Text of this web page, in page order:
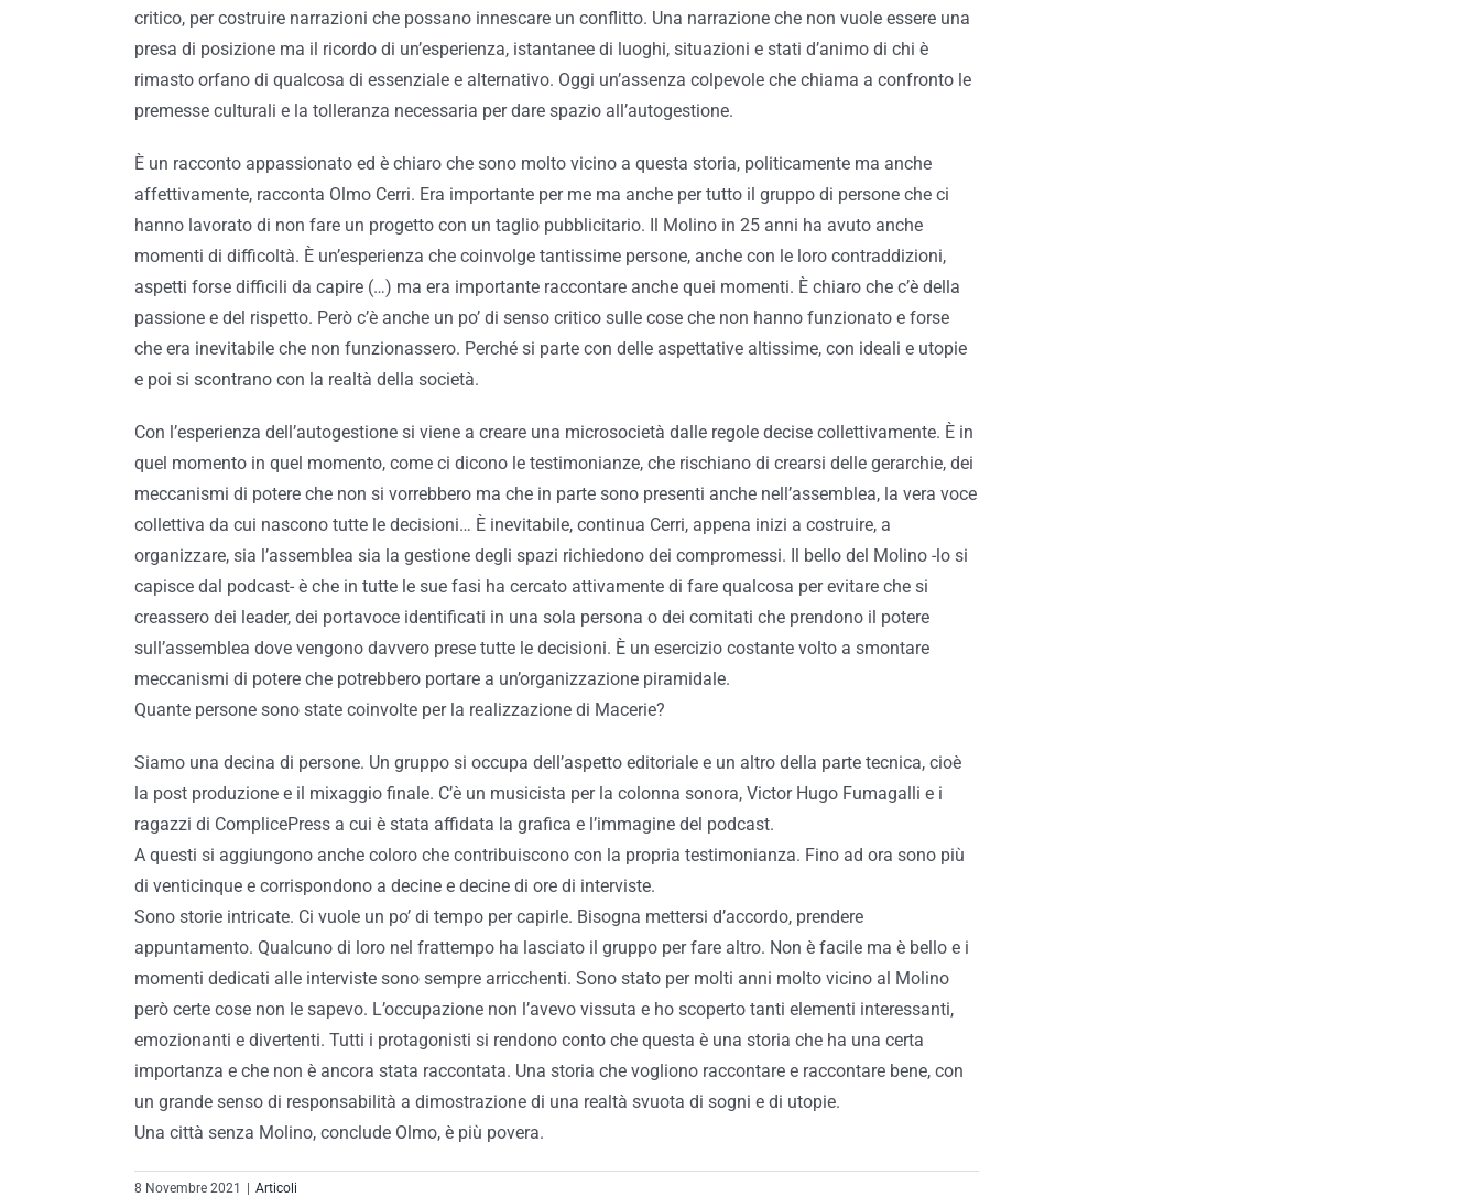
critico, per costruire narrazioni che possano innescare un conflitto. Una narrazione che non vuole essere una
presa di posizione ma il ricordo di un’esperienza, istantanee di luoghi, situazioni e stati d’animo di chi è
rimasto orfano di qualcosa di essenziale e alternativo. Oggi un’assenza colpevole che chiama a confronto le
premesse culturali e la tolleranza necessaria per dare spazio all’autogestione.
È un racconto appassionato ed è chiaro che sono molto vicino a questa storia, politicamente ma anche
affettivamente, racconta Olmo Cerri. Era importante per me ma anche per tutto il gruppo di persone che ci
hanno lavorato di non fare un progetto con un taglio pubblicitario. Il Molino in 25 anni ha avuto anche
momenti di difficoltà. È un’esperienza che coinvolge tantissime persone, anche con le loro contraddizioni,
aspetti forse difficili da capire (…) ma era importante raccontare anche quei momenti. È chiaro che c’è della
passione e del rispetto. Però c’è anche un po’ di senso critico sulle cose che non hanno funzionato e forse
che era inevitabile che non funzionassero. Perché si parte con delle aspettative altissime, con ideali e utopie
e poi si scontrano con la realtà della società.
Con l’esperienza dell’autogestione si viene a creare una microsocietà dalle regole decise collettivamente. È in
quel momento in quel momento, come ci dicono le testimonianze, che rischiano di crearsi delle gerarchie, dei
meccanismi di potere che non si vorrebbero ma che in parte sono presenti anche nell’assemblea, la vera voce
collettiva da cui nascono tutte le decisioni… È inevitabile, continua Cerri, appena inizi a costruire, a
organizzare, sia l’assemblea sia la gestione degli spazi richiedono dei compromessi. Il bello del Molino -lo si
capisce dal podcast- è che in tutte le sue fasi ha cercato attivamente di fare qualcosa per evitare che si
creassero dei leader, dei portavoce identificati in una sola persona o dei comitati che prendono il potere
sull’assemblea dove vengono davvero prese tutte le decisioni. È un esercizio costante volto a smontare
meccanismi di potere che potrebbero portare a un’organizzazione piramidale.
Quante persone sono state coinvolte per la realizzazione di Macerie?
Siamo una decina di persone. Un gruppo si occupa dell’aspetto editoriale e un altro della parte tecnica, cioè
la post produzione e il mixaggio finale. C’è un musicista per la colonna sonora, Victor Hugo Fumagalli e i
ragazzi di ComplicePress a cui è stata affidata la grafica e l’immagine del podcast.
A questi si aggiungono anche coloro che contribuiscono con la propria testimonianza. Fino ad ora sono più
di venticinque e corrispondono a decine e decine di ore di interviste.
Sono storie intricate. Ci vuole un po’ di tempo per capirle. Bisogna mettersi d’accordo, prendere
appuntamento. Qualcuno di loro nel frattempo ha lasciato il gruppo per fare altro. Non è facile ma è bello e i
momenti dedicati alle interviste sono sempre arricchenti. Sono stato per molti anni molto vicino al Molino
però certe cose non le sapevo. L’occupazione non l’avevo vissuta e ho scoperto tanti elementi interessanti,
emozionanti e divertenti. Tutti i protagonisti si rendono conto che questa è una storia che ha una certa
importanza e che non è ancora stata raccontata. Una storia che vogliono raccontare e raccontare bene, con
un grande senso di responsabilità a dimostrazione di una realtà svuota di sogni e di utopie.
Una città senza Molino, conclude Olmo, è più povera.
8 Novembre 2021 Articoli